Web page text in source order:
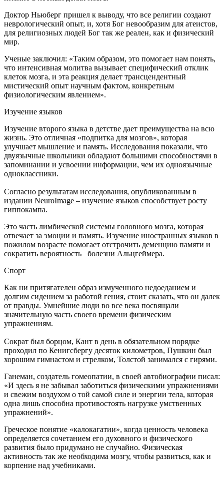
Доктор Ньюберг пришел к выводу, что все религии создают
неврологический опыт, и, хотя Бог невообразим для атеистов,
для религиозных людей Бог так же реален, как и физический
мир.
Ученые заключил: «Таким образом, это помогает нам понять,
что интенсивная молитва вызывает специфический отклик
клеток мозга, и эта реакция делает трансцендентный
мистический опыт научным фактом, конкретным
физиологическим явлением».
Изучение языков
Изучение второго языка в детстве дает преимущества на всю
жизнь. Это отличная «подпитка для мозгов», которая
улучшает мышление и память. Исследования показали, что
двуязычные школьники обладают большими способностями в
запоминании и усвоении информации, чем их одноязычные
одноклассники.
Согласно результатам исследования, опубликованным в
издании NeuroImage – изучение языков способствует росту
гиппокампа.
Это часть лимбической системы головного мозга, которая
отвечает за эмоции и память. Изучение иностранных языков в
пожилом возрасте помогает отстрочить деменцию памяти и
сократить вероятность болезни Альцгеймера.
Спорт
Как ни притягателен образ измученного недоеданием и
долгим сидением за работой гения, стоит сказать, что он далек
от правды. Умнейшие люди во все века посвящали
значительную часть своего времени физическим
упражнениям.
Сократ был борцом, Кант в день в обязательном порядке
проходил по Кенигсбергу десяток километров, Пушкин был
хорошим гимнастом и стрелком, Толстой занимался с гирями.
Ганеман, создатель гомеопатии, в своей автобиографии писал:
«И здесь я не забывал заботиться физическими упражнениями
и свежим воздухом о той самой силе и энергии тела, которая
одна лишь способна противостоять нагрузке умственных
упражнений».
Греческое понятие «калокагатии», когда ценность человека
определяется сочетанием его духовного и физического
развития было придумано не случайно. Физическая
активность так же необходима мозгу, чтобы развиться, как и
корпение над учебниками.